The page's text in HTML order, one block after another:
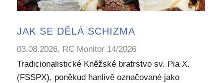
JAK SE DĚLÁ SCHIZMA
03.08.2026, RC Monitor 14/2026
Tradicionalistické Kněžské bratrstvo sv. Pia X.
(FSSPX), poněkud hanlivě označované jako